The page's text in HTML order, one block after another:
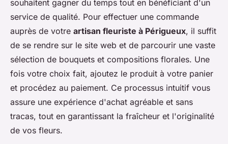
souhaitent gagner du temps tout en bénéficiant d'un
service de qualité. Pour effectuer une commande
auprès de votre artisan fleuriste à Périgueux, il suffit
de se rendre sur le site web et de parcourir une vaste
sélection de bouquets et compositions florales. Une
fois votre choix fait, ajoutez le produit à votre panier
et procédez au paiement. Ce processus intuitif vous
assure une expérience d'achat agréable et sans
tracas, tout en garantissant la fraîcheur et l'originalité
de vos fleurs.